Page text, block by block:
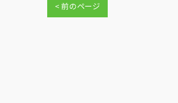
< 前のページ